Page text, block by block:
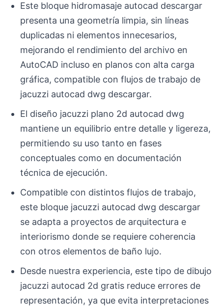
Este bloque hidromasaje autocad descargar
presenta una geometría limpia, sin líneas
duplicadas ni elementos innecesarios,
mejorando el rendimiento del archivo en
AutoCAD incluso en planos con alta carga
gráfica, compatible con flujos de trabajo de
jacuzzi autocad dwg descargar.
El diseño jacuzzi plano 2d autocad dwg
mantiene un equilibrio entre detalle y ligereza,
permitiendo su uso tanto en fases
conceptuales como en documentación
técnica de ejecución.
Compatible con distintos flujos de trabajo,
este bloque jacuzzi autocad dwg descargar
se adapta a proyectos de arquitectura e
interiorismo donde se requiere coherencia
con otros elementos de baño lujo.
Desde nuestra experiencia, este tipo de dibujo
jacuzzi autocad 2d gratis reduce errores de
representación, ya que evita interpretaciones